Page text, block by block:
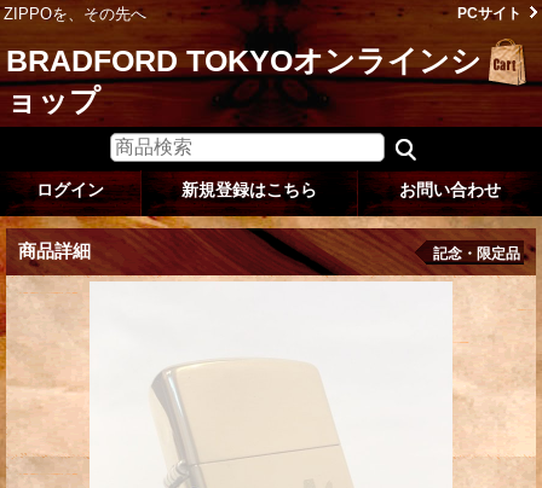
ZIPPOを、その先へ PCサイト
BRADFORD TOKYOオンラインシ
ョップ
ログイン 新規登録はこちら お問い合わせ
商品詳細 記念・限定品